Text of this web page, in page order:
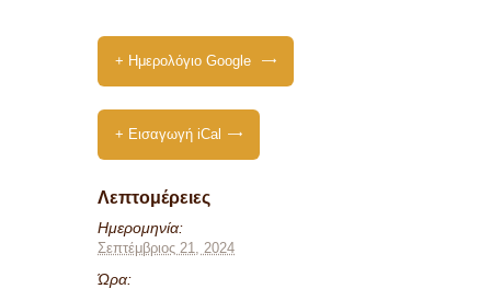
+ Ημερολόγιο Google
+ Εισαγωγή iCal
Λεπτομέρειες
Ημερομηνία:
Σεπτέμβριος 21, 2024
Ώρα: